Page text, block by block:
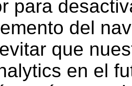
para
del
que
en el